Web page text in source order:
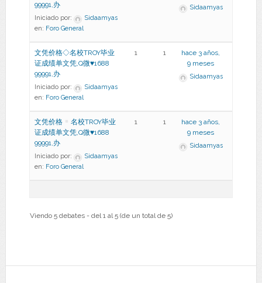
99991,办
Iniciado por:
Sidaamyas
en: Foro General
Sidaamyas
文凭价格◇名校TROY毕业
证成绩单文凭,Q微♥1688
99991,办
Iniciado por:
Sidaamyas
en: Foro General
1 1
hace 3 años,
9 meses
Sidaamyas
文凭价格
名校TROY毕业
证成绩单文凭,Q微♥1688
99991,办
Iniciado por:
Sidaamyas
en: Foro General
1 1
hace 3 años,
9 meses
Sidaamyas
Viendo 5 debates - del 1 al 5 (de un total de 5)